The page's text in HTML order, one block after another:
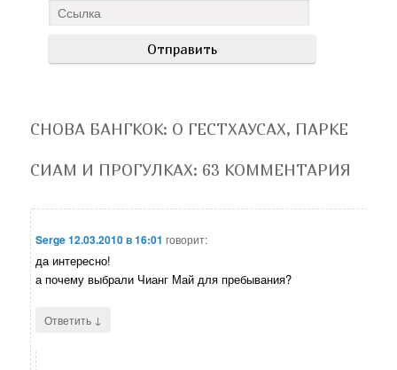
СНОВА БАНГКОК: О ГЕСТХАУСАХ, ПАРКЕ
СИАМ И ПРОГУЛКАХ: 63 КОММЕНТАРИЯ
Serge12.03.2010 в 16:01 говорит:
да интересно!
а почему выбрали Чианг Май для пребывания?
Ответить ↓